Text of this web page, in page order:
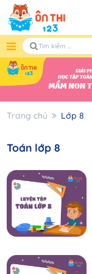
Trang chủ Lớp 8
Toán lớp 8